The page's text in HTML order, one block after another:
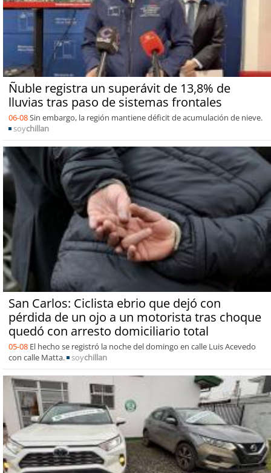
Ñuble registra un superávit de 13,8% de
lluvias tras paso de sistemas frontales
06-08Sin embargo, la región mantiene déficit de acumulación de nieve.
soychillan
San Carlos: Ciclista ebrio que dejó con
pérdida de un ojo a un motorista tras choque
quedó con arresto domiciliario total
05-08 El hecho se registró la noche del domingo en calle Luis Acevedo
con calle Matta.
soychillan